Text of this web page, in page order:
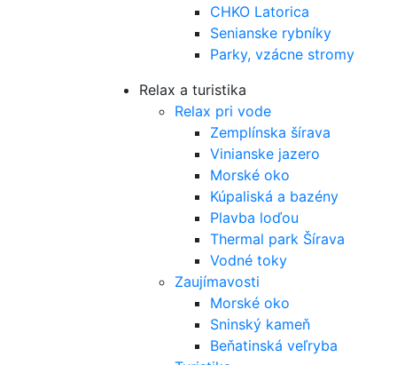
CHKO Latorica
Senianske rybníky
Parky, vzácne stromy
Relax a turistika
Relax pri vode
Zemplínska šírava
Vinianske jazero
Morské oko
Kúpaliská a bazény
Plavba loďou
Thermal park Šírava
Vodné toky
Zaujímavosti
Morské oko
Sninský kameň
Beňatinská veľryba